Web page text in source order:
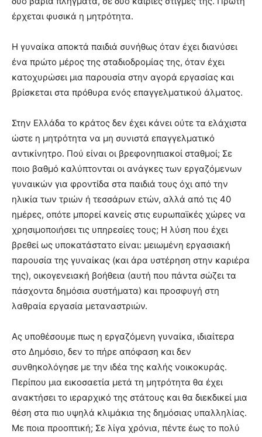
έρχεται φυσικά η μητρότητα.
Η γυναίκα αποκτά παιδιά συνήθως όταν έχει διανύσει
ένα πρώτο μέρος της σταδιοδρομίας της, όταν έχει
κατοχυρώσει μια παρουσία στην αγορά εργασίας και
βρίσκεται στα πρόθυρα ενός επαγγελματικού άλματος.
Στην Ελλάδα το κράτος δεν έχει κάνει ούτε τα ελάχιστα
ώστε η μητρότητα να μη συνιστά επαγγελματικό
αντικίνητρο. Πού είναι οι βρεφονηπιακοί σταθμοί; Σε
ποιο βαθμό καλύπτονται οι ανάγκες των εργαζόμενων
γυναικών για φροντίδα στα παιδιά τους όχι από την
ηλικία των τριών ή τεσσάρων ετών, αλλά από τις 40
ημέρες, οπότε μπορεί κανείς στις ευρωπαϊκές χώρες να
χρησιμοποιήσει τις υπηρεσίες τους; Η λύση που έχει
βρεθεί ως υποκατάστατο είναι: μειωμένη εργασιακή
παρουσία της γυναίκας (και άρα υστέρηση στην καριέρα
της), οικογενειακή βοήθεια (αυτή που πάντα σώζει τα
πάσχοντα δημόσια συστήματα) και προσφυγή στη
λαθραία εργασία μεταναστριών.
Ας υποθέσουμε πως η εργαζόμενη γυναίκα, ιδιαίτερα
στο Δημόσιο, δεν το πήρε απόφαση και δεν
συνθηκολόγησε με την ιδέα της καλής νοικοκυράς.
Περίπου μια εικοσαετία μετά τη μητρότητα θα έχει
ανακτήσει το ιεραρχικό της στάτους και θα διεκδικεί μια
θέση στα πιο υψηλά κλιμάκια της δημόσιας υπαλληλίας.
Με ποια προοπτική; Σε λίγα χρόνια, πέντε έως το πολύ